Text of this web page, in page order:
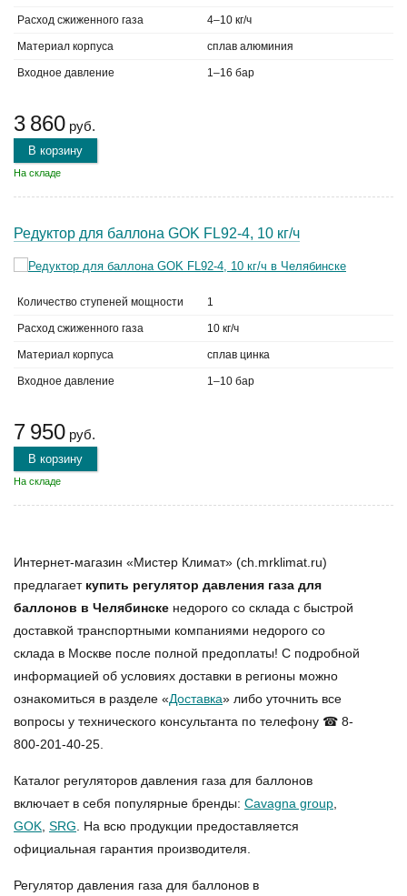
Расход сжиженного газа 4–10 кг/ч
Материал корпуса сплав алюминия
Входное давление 1–16 бар
3 860 руб.
В корзину
На складе
Редуктор для баллона GOK FL92-4, 10 кг/ч
Количество ступеней мощности 1
Расход сжиженного газа 10 кг/ч
Материал корпуса сплав цинка
Входное давление 1–10 бар
7 950 руб.
В корзину
На складе
Интернет-магазин «Мистер Климат» (ch.mrklimat.ru)
предлагает купить регулятор давления газа для
баллонов в Челябинске недорого со склада с быстрой
доставкой транспортными компаниями недорого со
склада в Москве после полной предоплаты! С подробной
информацией об условиях доставки в регионы можно
ознакомиться в разделе «Доставка» либо уточнить все
вопросы у технического консультанта по телефону ☎ 8-
800-201-40-25.
Каталог регуляторов давления газа для баллонов
включает в себя популярные бренды: Cavagna group
GOK SRG . На всю продукции предоставляется
официальная гарантия производителя.
Регулятор давления газа для баллонов в